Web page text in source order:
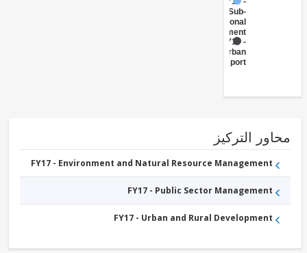
Government
Transport
التركيز
FY17 - Environment and Natural Resource Management
FY17 - Public Sector Management
FY17 - Urban and Rural Development